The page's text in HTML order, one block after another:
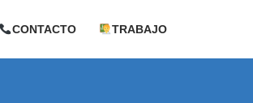
CONTACTO TRABAJO